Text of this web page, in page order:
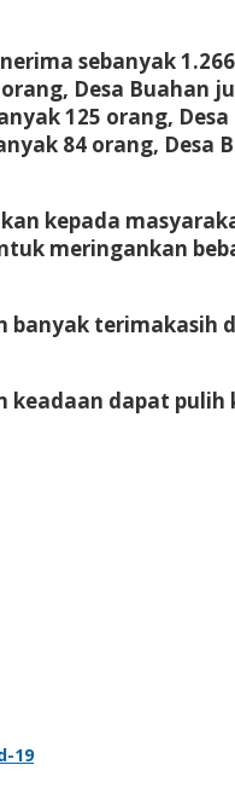
sebanyak
Desa Buahan
125 orang,
84 orang, Desa
kepada
meringankan
banyak terimakasih
keadaan dapat
19